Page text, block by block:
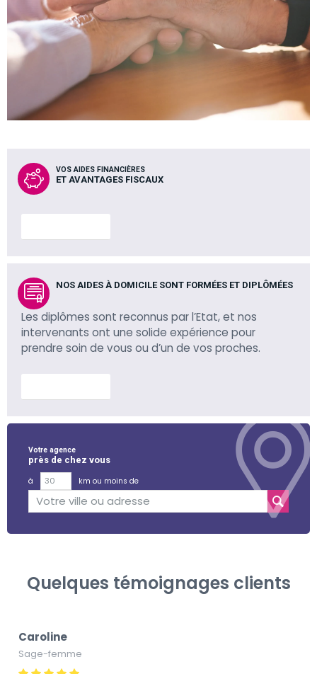
VOS AIDES FINANCIÈRES
ET AVANTAGES FISCAUX
NOS AIDES À DOMICILE SONT FORMÉES ET DIPLÔMÉES
Les diplômes sont reconnus par l’Etat, et nos
intervenants ont une solide expérience pour
prendre soin de vous ou d’un de vos proches.
Votre agence
près de chez vous
à
km ou moins de
Quelques témoignages clients
Caroline
Sage-femme